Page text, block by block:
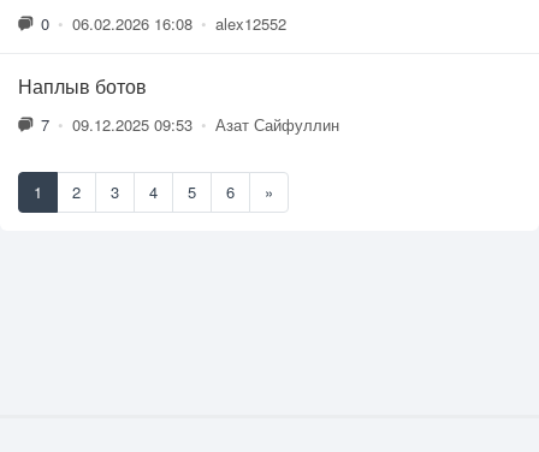
0 • 06.02.2026 16:08 • alex12552
Наплыв ботов
7 • 09.12.2025 09:53 • Азат Сайфуллин
1 2 3 4 5 6 »